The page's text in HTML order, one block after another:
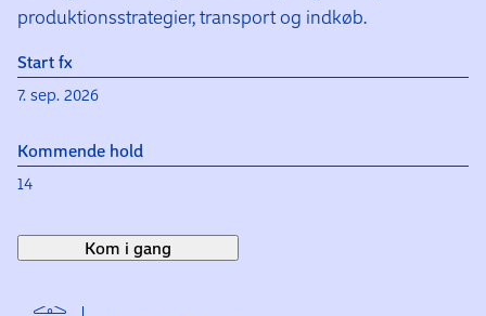
produktionsstrategier, transport og indkøb.
Start fx
7. sep. 2026
Kommende hold
14
Kom i gang